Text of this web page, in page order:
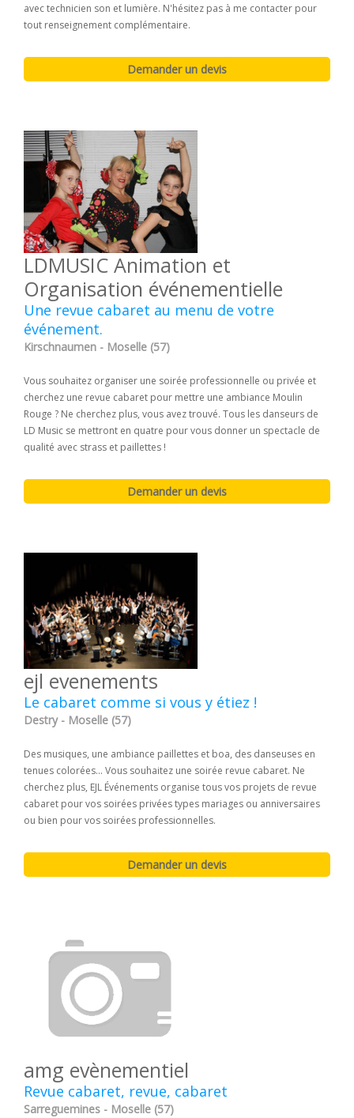
avec technicien son et lumière. N'hésitez pas à me contacter pour
tout renseignement complémentaire.
LDMUSIC Animation et
Organisation événementielle
Une revue cabaret au menu de votre
événement.
Kirschnaumen - Moselle (57)
Vous souhaitez organiser une soirée professionnelle ou privée et
cherchez une revue cabaret pour mettre une ambiance Moulin
Rouge ? Ne cherchez plus, vous avez trouvé. Tous les danseurs de
LD Music se mettront en quatre pour vous donner un spectacle de
qualité avec strass et paillettes !
ejl evenements
Le cabaret comme si vous y étiez !
Destry - Moselle (57)
Des musiques, une ambiance paillettes et boa, des danseuses en
tenues colorées... Vous souhaitez une soirée revue cabaret. Ne
cherchez plus, EJL Événements organise tous vos projets de revue
cabaret pour vos soirées privées types mariages ou anniversaires
ou bien pour vos soirées professionnelles.
amg evènementiel
Revue cabaret, revue, cabaret
Sarreguemines - Moselle (57)